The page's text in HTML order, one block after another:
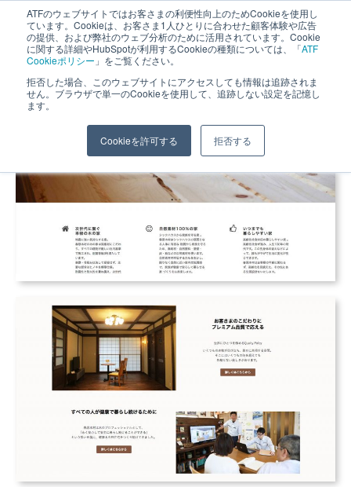
ATFのウェブサイトではお客さまの利便性向上のためCookieを使用し
ています。Cookieは、お客さま1人ひとりに合わせた顧客体験や広告
の提供、および弊社のウェブ分析のために活用されています。Cookie
に関する詳細やHubSpotが利用するCookieの種類については、「ATF
Cookieポリシー 」をご覧ください。
拒否した場合、このウェブサイトにアクセスしても情報は追跡されま
せん。ブラウザで単一のCookieを使用して、追跡しない設定を記憶し
ます。
Cookieを許可する 拒否する
長野県長野市・松本市ウェブ制作事業部 コンサルティングFIRM